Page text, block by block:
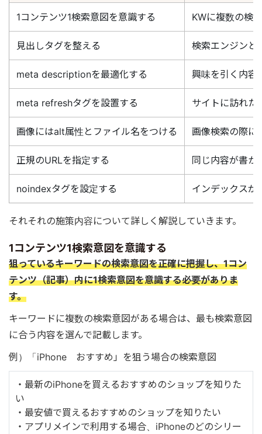
1コンテンツ1検索意図を意識する KWに複数の検
見出しタグを整える 検索エンジンと
meta descriptionを最適化する 興味を引く内容
meta refreshタグを設置する サイトに訪れた
画像にはalt属性とファイル名をつける 画像検索の際に
正規のURLを指定する 同じ内容が書か
noindexタグを設定する インデックスが
それそれの施策内容について詳しく解説していきます。
1コンテンツ1検索意図を意識する
狙っているキーワードの検索意図を正確に把握し、1コン
テンツ（記事）内に1検索意図を意識する必要がありま
す。
キーワードに複数の検索意図がある場合は、最も検索意図
に合う内容を選んで記載します。
例）「iPhone おすすめ」を狙う場合の検索意図
・最新のiPhoneを買えるおすすめのショップを知りた
い
・最安値で買えるおすすめのショップを知りたい
・アプリメインで利用する場合、iPhoneのどのシリー